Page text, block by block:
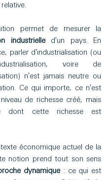
industrielle d'un pays. En
parler d'industrialisation (ou
voire de
n'est jamais neutre ou
Ce qui importe, ce n'est
de richesse créé, mais
dont cette richesse est
économique actuel de la
notion prend tout son sens
dynamique : ce qui est